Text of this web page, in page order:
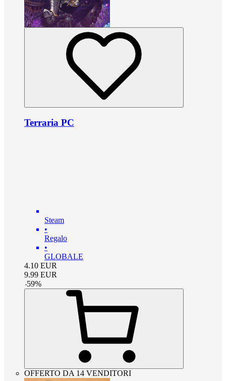
Terraria PC
Steam
•
Regalo
•
GLOBALE
4.10 EUR
9.99 EUR
-59%
OFFERTO DA 14 VENDITORI